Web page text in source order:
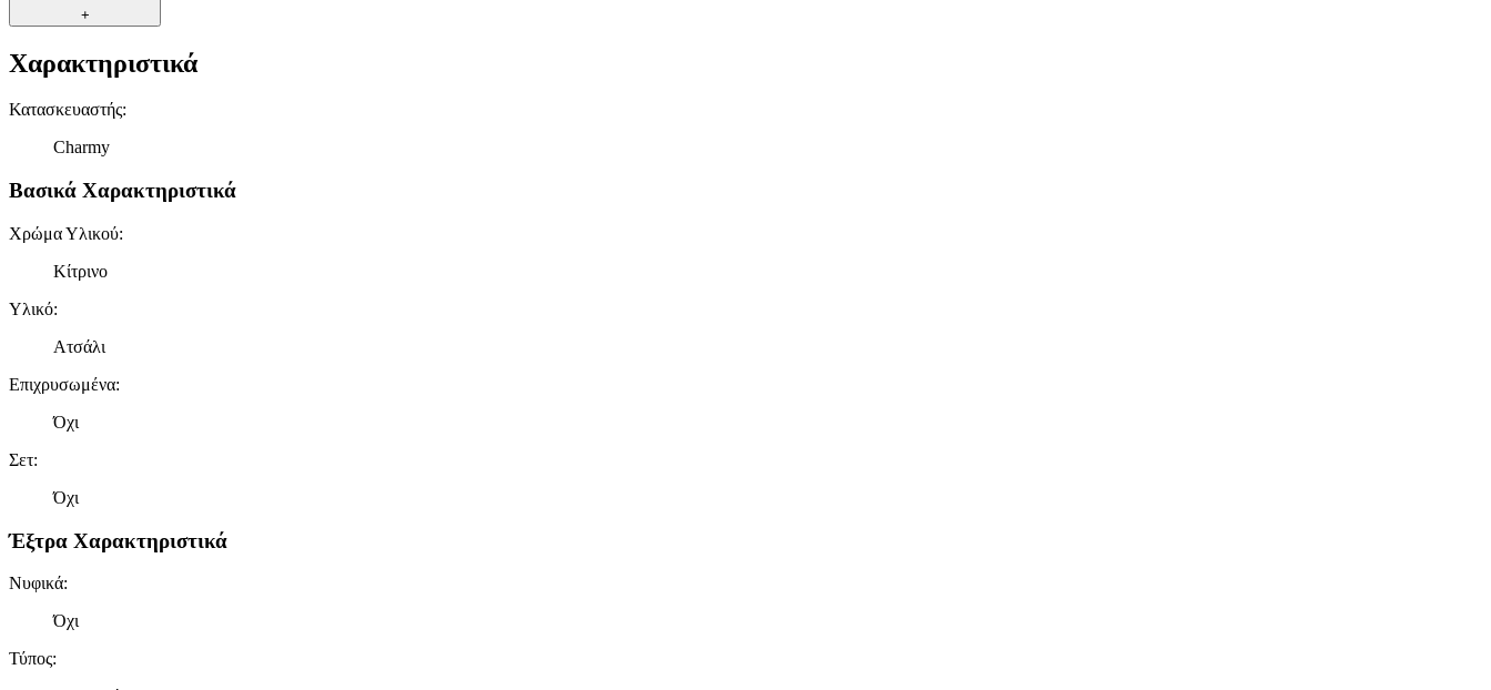
+
Χαρακτηριστικά
Κατασκευαστής:
Charmy
Βασικά Χαρακτηριστικά
Χρώμα Υλικού:
Κίτρινο
Υλικό:
Ατσάλι
Επιχρυσωμένα:
Όχι
Σετ:
Όχι
Έξτρα Χαρακτηριστικά
Νυφικά:
Όχι
Τύπος: